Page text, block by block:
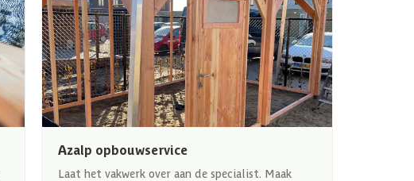
Azalp opbouwservice
Laat het vakwerk over aan de specialist. Maak